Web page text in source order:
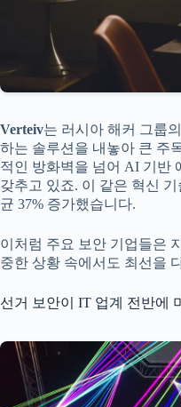
Verteiv는 러시아 해커 그룹
하는 솔루션을 내놓아 큰 주
적인 방화벽을 넘어 AI 기반
갖추고 있죠. 이 같은 혁신
균 37% 증가했습니다.
이처럼 주요 보안 기업들은
중한 상황 속에서도 최선을
선거 보안이 IT 업계 전반에